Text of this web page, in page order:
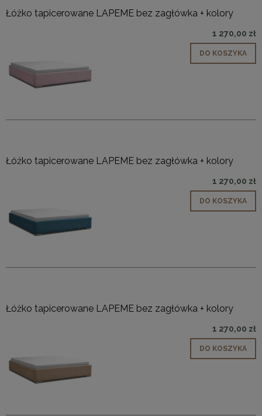
Łóżko tapicerowane LAPEME bez zagłówka + kolory
1 270,00 zł
DO KOSZYKA
Łóżko tapicerowane LAPEME bez zagłówka + kolory
1 270,00 zł
DO KOSZYKA
Łóżko tapicerowane LAPEME bez zagłówka + kolory
1 270,00 zł
DO KOSZYKA